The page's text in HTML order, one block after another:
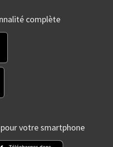
complète
votre smartphone